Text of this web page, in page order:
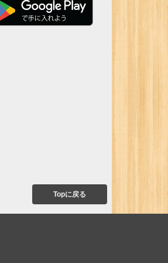
Topに戻る